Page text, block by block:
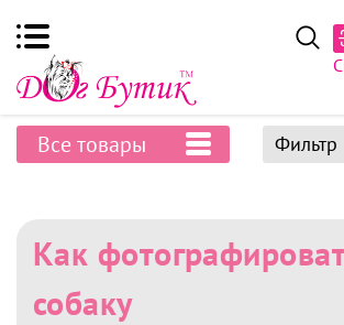
Все товары Фильтр
Как
собаку